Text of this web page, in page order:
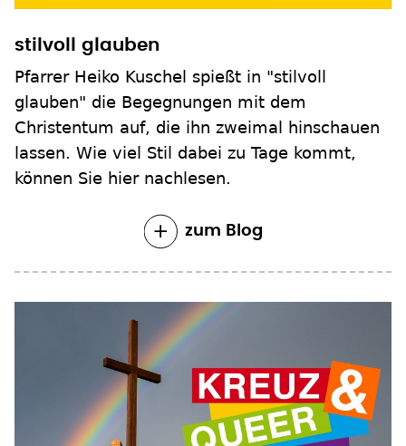
stilvoll glauben
Pfarrer Heiko Kuschel spießt in "stilvoll
glauben" die Begegnungen mit dem
Christentum auf, die ihn zweimal hinschauen
lassen. Wie viel Stil dabei zu Tage kommt,
können Sie hier nachlesen.
zum Blog